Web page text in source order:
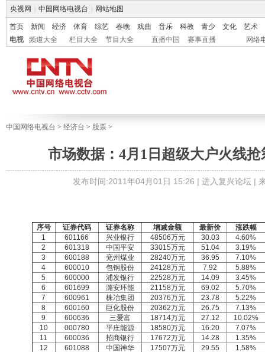
央视网 中国网络电视台 网站地图
首页 新闻 经济 体育 综艺 春晚 戏曲 音乐 科教 青少 文化
艺术
电视
频道大全 栏目大全 节目大全 直播中国 赛事直播 网络
中国网络电视台 > 经济台 > 股票 >
市场数据：4月1日超级大户火线抢
发布时间:2011年04月01日 15:26 | 进入复兴论坛|
序号 证券代码 证券名称 增减金额 最新价
涨跌幅
1
601166 兴业银行 48506万元 30.03
4.60%
2
601318 中国平安 33015万元 51.04
3.19%
3
600188 兖州煤业 28240万元 36.95
7.10%
4
600010 包钢股份 24128万元 7.92
5.88%
5
600000 浦发银行 22528万元 14.09
3.45%
6
601699 潞安环能 21158万元 69.02
5.70%
7
600961 株冶集团 20376万元 23.78
5.22%
8
600160 巨化股份 20362万元 26.75
7.13%
9
600636 三爱富 18714万元 27.12
10.02%
10
000780 平庄能源 18580万元 16.20
7.07%
11
600036 招商银行 17672万元 14.28
1.35%
12
601088 中国神华 17507万元 29.55
1.58%